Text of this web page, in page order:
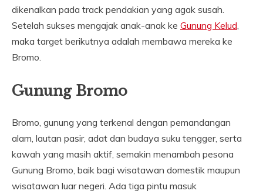
dikenalkan pada track pendakian yang agak susah.
Setelah sukses mengajak anak-anak ke Gunung Kelud
maka target berikutnya adalah membawa mereka ke
Bromo.
Gunung Bromo
Bromo, gunung yang terkenal dengan pemandangan
alam, lautan pasir, adat dan budaya suku tengger, serta
kawah yang masih aktif, semakin menambah pesona
Gunung Bromo, baik bagi wisatawan domestik maupun
wisatawan luar negeri. Ada tiga pintu masuk